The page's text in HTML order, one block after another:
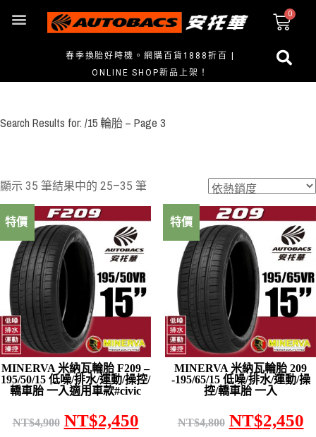
春季換胎好時機。網購百貨1888折百 |
ONLINE SHOP新品上架！
Search Results for: /15 輪胎 – Page 3
顯示 35 筆結果中的 25–35 筆
特價
MINERVA 米納瓦輪胎 F209 –
195/50/15 低噪/排水/運動/操控/
轎車胎 一入適用車款#civic
NT$4,900 NT$2,450
特價
MINERVA 米納瓦輪胎 209
-195/65/15 低噪/排水/運動/操
控/轎車胎 一入
NT$4,800 NT$2,450